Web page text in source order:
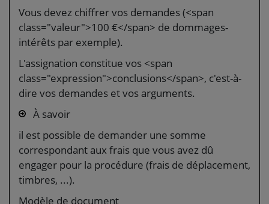
Vous devez chiffrer vos demandes (<span
class="valeur">100 €</span> de dommages-
intérêts par exemple).
L'assignation constitue vos <span
class="expression">conclusions</span>, c'est-à-
dire vos demandes et vos arguments.
À savoir
il est possible de demander une somme
correspondant aux frais que vous avez dû
engager pour la procédure (frais de déplacement,
timbres, ...).
Modèle de document